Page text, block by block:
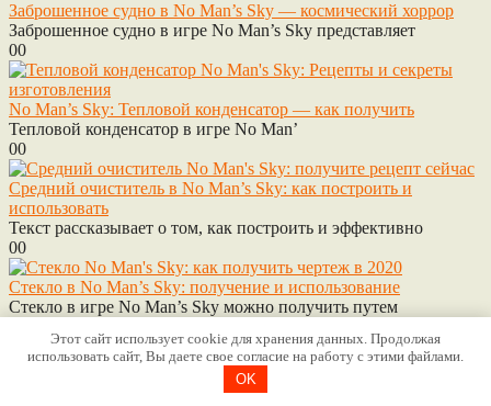
Заброшенное судно в No Man’s Sky — космический хоррор
Заброшенное судно в игре No Man’s Sky представляет
00
No Man’s Sky: Тепловой конденсатор — как получить
Тепловой конденсатор в игре No Man’
00
Средний очиститель в No Man’s Sky: как построить и
использовать
Текст рассказывает о том, как построить и эффективно
00
Стекло в No Man’s Sky: получение и использование
Стекло в игре No Man’s Sky можно получить путем
Save Editor No Man’s Sky — Редактор Сохранений
Этот сайт использует cookie для хранения данных. Продолжая
использовать сайт, Вы даете свое согласие на работу с этими файлами.
OK